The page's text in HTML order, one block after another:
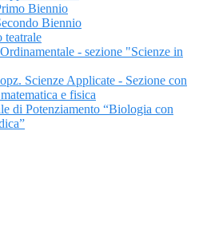
Biennio
Biennio
teatrale
- sezione "Scienze in
Scienze Applicate - Sezione con
e fisica
di Potenziamento “Biologia con